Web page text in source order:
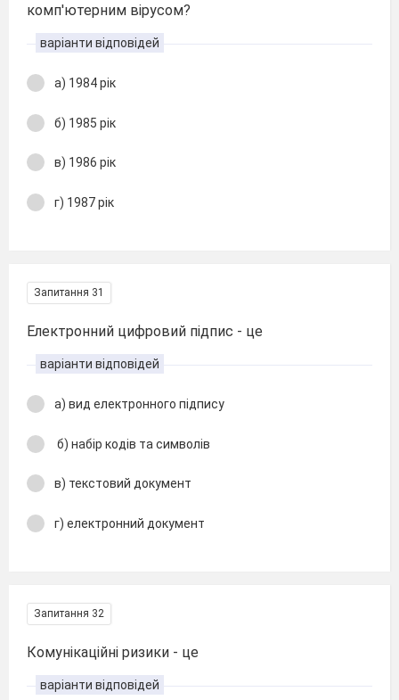
комп'ютерним вірусом?
варіанти відповідей
а) 1984 рік
б) 1985 рік
в) 1986 рік
г) 1987 рік
Запитання 31
Електронний цифровий підпис - це
варіанти відповідей
а) вид електронного підпису
б) набір кодів та символів
в) текстовий документ
г) електронний документ
Запитання 32
Комунікаційні ризики - це
варіанти відповідей